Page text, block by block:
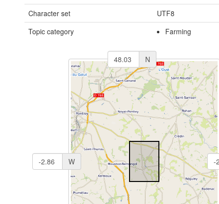
Character set
UTF8
Topic category
Farming
N
W